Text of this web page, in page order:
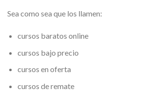
Sea como sea que los llamen:
cursos baratos online
cursos bajo precio
cursos en oferta
cursos de remate